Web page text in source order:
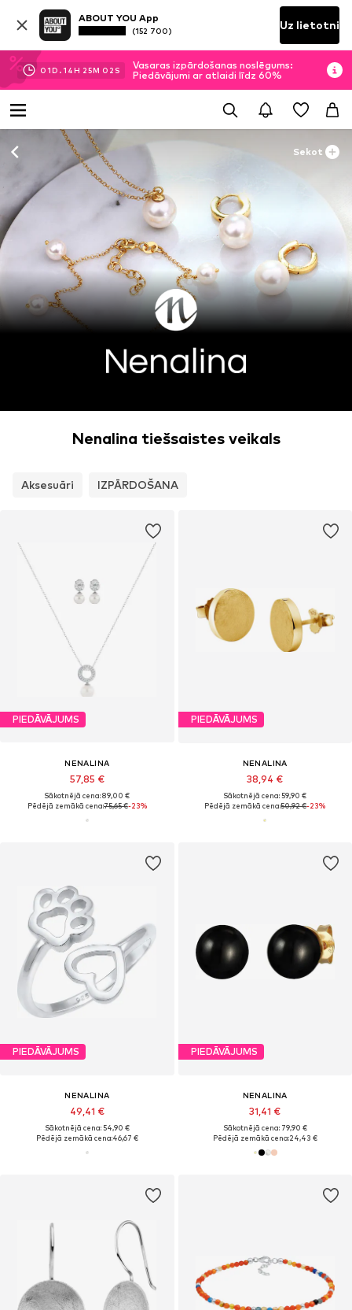
ABOUT YOU App
(152 700) Uz lietotni
01D.14H 25M 01 S
Vasaras izpārdošanas noslēgums:
Piedāvājumi ar atlaidi līdz 60%
Sekot
Nenalina tiešsaistes veikals
Aksesuāri IZPĀRDOŠANA
PIEDĀVĀJUMS
NENALINA
57,85 €
Sākotnējā cena: 89,00 €
Pēdējā zemākā cena:75,65 €-23%
PIEDĀVĀJUMS
NENALINA
38,94 €
Sākotnējā cena: 59,90 €
Pēdējā zemākā cena:50,92 €-23%
PIEDĀVĀJUMS
NENALINA
49,41 €
Sākotnējā cena: 54,90 €
Pēdējā zemākā cena:46,67 €
PIEDĀVĀJUMS
NENALINA
31,41 €
Sākotnējā cena: 79,90 €
Pēdējā zemākā cena:24,43 €